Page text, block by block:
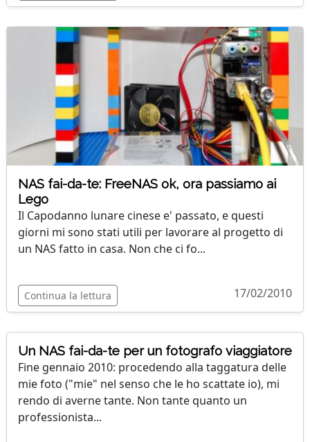
NAS fai-da-te: FreeNAS ok, ora passiamo ai
Lego
Il Capodanno lunare cinese e' passato, e questi
giorni mi sono stati utili per lavorare al progetto di
un NAS fatto in casa. Non che ci fo...
Continua la lettura 17/02/2010
Un NAS fai-da-te per un fotografo viaggiatore
Fine gennaio 2010: procedendo alla taggatura delle
mie foto ("mie" nel senso che le ho scattate io), mi
rendo di averne tante. Non tante quanto un
professionista...